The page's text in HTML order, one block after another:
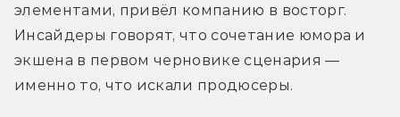
элементами, привёл компанию в восторг.
Инсайдеры говорят, что сочетание юмора и
экшена в первом черновике сценария —
именно то, что искали продюсеры.